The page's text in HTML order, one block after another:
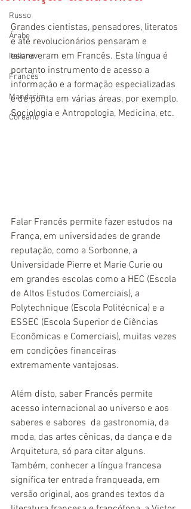
Russo
Árabe
Italiano
Francês
Mandarim
Coreano
Grandes cientistas, pensadores, literatos
e até revolucionários pensaram e
escreveram em Francês. Esta língua é
portanto instrumento de acesso a
informação e a formação especializadas
e de ponta em várias áreas, por exemplo,
Sociologia e Antropologia, Medicina, etc.
Falar Francês permite fazer estudos na
França, em universidades de grande
reputação, como a Sorbonne, a
Universidade Pierre et Marie Curie ou
em grandes escolas como a HEC (Escola
de Altos Estudos Comerciais), a
Polytechnique (Escola Politécnica) e a
ESSEC (Escola Superior de Ciências
Econômicas e Comerciais), muitas vezes
em condições financeiras
extremamente vantajosas.
Além disto, saber Francês permite
acesso internacional ao universo e aos
saberes e sabores  da gastronomia, da
moda, das artes cênicas, da dança e da
Arquitetura, só para citar alguns.
Também, conhecer a língua francesa
significa ter entrada franqueada, em
versão original, aos grandes textos da